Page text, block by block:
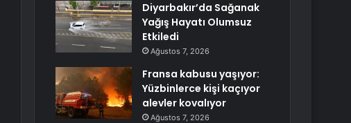
Diyarbakır’da Sağanak
Yağış Hayatı Olumsuz
Etkiledi
Ağustos 7, 2026
Fransa kabusu yaşıyor:
Yüzbinlerce kişi kaçıyor
alevler kovalıyor
Ağustos 7, 2026